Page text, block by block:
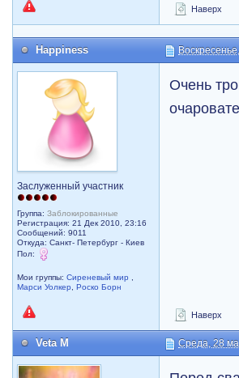
Наверх
Happiness
Заслуженный участник
Группа:Заблокированные
Регистрация: 21 Дек 2010, 23:16
Сообщений: 9011
Откуда: Санкт- Петербург - Киев
Пол:
Мои группы:Сиреневый мир
Марси Уолкер
,Роско Борн
Очень
Наверх
Veta M Среда, 28